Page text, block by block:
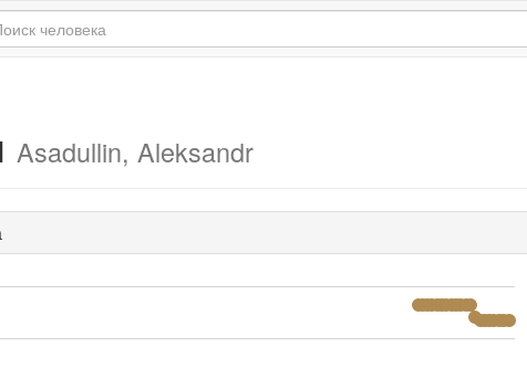
Asadullin, Aleksandr